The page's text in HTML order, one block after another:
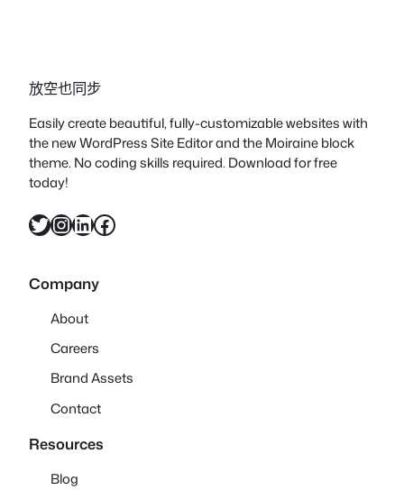
放空也同步
Easily create beautiful, fully-customizable websites with
the new WordPress Site Editor and the Moiraine block
theme. No coding skills required. Download for free
today!
X InstagramLinkedIn Facebook
Company
About
Careers
Brand Assets
Contact
Resources
Blog